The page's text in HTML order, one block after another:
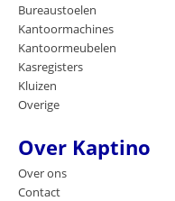
Bureaustoelen
Kantoormachines
Kantoormeubelen
Kasregisters
Kluizen
Overige
Over Kaptino
Over ons
Contact